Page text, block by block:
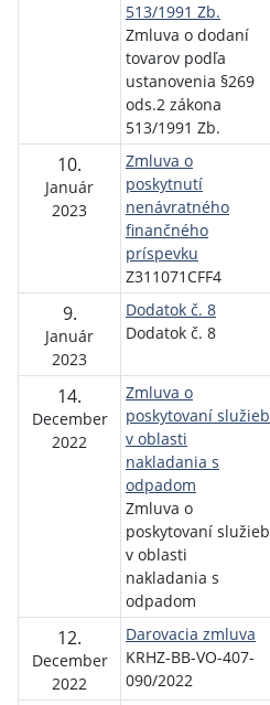
513/1991 Zb.
Zmluva o dodaní
tovarov podľa
ustanovenia §269
ods.2 zákona
513/1991 Zb.
10.
Január
2023
Zmluva o
poskytnutí
nenávratného
finančného
príspevku
Z311071CFF4
9.
Január
2023
Dodatok č. 8
Dodatok č. 8
14.
December
2022
Zmluva o
poskytovaní služieb
v oblasti
nakladania s
odpadom
Zmluva o
poskytovaní služieb
v oblasti
nakladania s
odpadom
12.
December
2022
Darovacia zmluva
KRHZ-BB-VO-407-
090/2022